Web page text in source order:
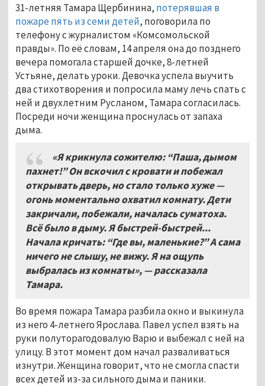
31-летняя Тамара Щербинина, потерявшая в
пожаре пять из семи детей, поговорила по
телефону с журналистом «Комсомольской
правды». По её словам, 14 апреля она до позднего
вечера помогала старшей дочке,8-летней
Устьяне,делать уроки. Девочка успела выучить
два стихотворения и попросила маму лечь спать с
ней и двухлетним Русланом, Тамара согласилась.
Посреди ночи женщина проснулась от запаха
дыма.
«Я крикнула сожителю: “Паша, дымом
пахнет!” Он вскочил с кровати и побежал
открывать дверь, но стало только хуже —
огонь моментально охватил комнату. Дети
закричали, побежали, началась суматоха.
Всё было в дыму. Я быстрей-быстрей...
Начала кричать: “Где вы, маленькие?” А сама
ничего не слышу, не вижу. Я на ощупь
выбралась из комнаты», — рассказала
Тамара.
Во время пожара Тамара разбила окно и выкинула
из него 4-летнего Ярослава. Павел успел взять на
руки полуторагодовалую Варю и выбежал с ней на
улицу. В этот момент дом начал разваливаться
изнутри. Женщина говорит, что не смогла спасти
всех детей из-за сильного дыма и паники.